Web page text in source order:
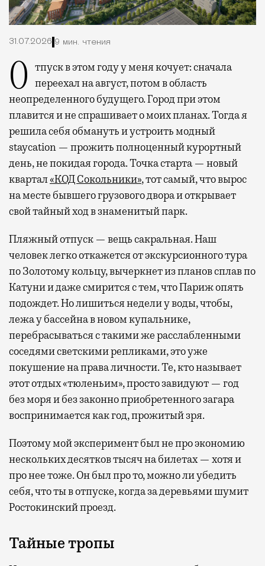
31.07.2026 9 мин. чтения
Отпуск в этом году у меня кочует: сначала переехал на август, потом в область
неопределенного будущего. Город при этом
плавится и не спрашивает о моих планах. Тогда я
решила себя обмануть и устроить модный
staycation — прожить полноценный курортный
день, не покидая города. Точка старта — новый
квартал«КОД Сокольники», тот самый, что вырос
на месте бывшего грузового двора и открывает
свой тайный ход в знаменитый парк.
Пляжный отпуск — вещь сакральная. Наш
человек легко откажется от экскурсионного тура
по Золотому кольцу, вычеркнет из планов сплав по
Катуни и даже смирится с тем, что Париж опять
подождет. Но лишиться недели у воды, чтобы,
лежа у бассейна в новом купальнике,
перебрасываться с такими же расслабленными
соседями светскими репликами, это уже
покушение на права личности. Те, кто называет
этот отдых «тюленьим», просто завидуют — год
без моря и без законно приобретенного загара
воспринимается как год, прожитый зря.
Поэтому мой эксперимент был не про экономию
нескольких десятков тысяч на билетах — хотя и
про нее тоже. Он был про то, можно ли убедить
себя, что ты в отпуске, когда за деревьями шумит
Ростокинский проезд.
Тайные тропы